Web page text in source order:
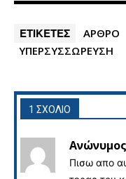
ΕΤΙΚΕΤΕΣ ΑΡΘΡΟ
ΥΠΕΡΣΥΣΣΩΡΕΥΣΗ
1 ΣΧΟΛΙΟ
Ανώνυμος
Πισω απο